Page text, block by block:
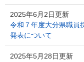
2025年6月2日更新
令和７年度大分県職員
発表について
2025年5月28日更新